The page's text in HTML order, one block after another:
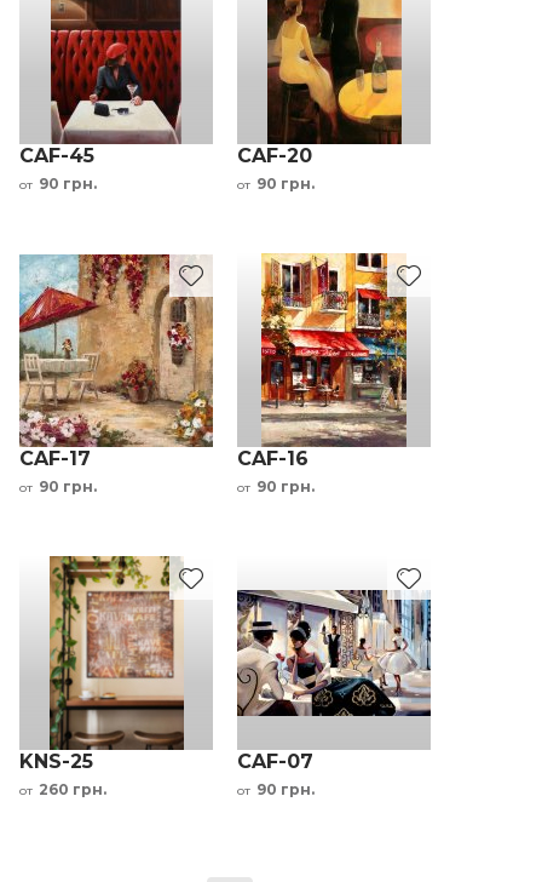
CAF-45
от 90 грн.
CAF-20
от 90 грн.
CAF-17
от 90 грн.
CAF-16
от 90 грн.
KNS-25
от 260 грн.
CAF-07
от 90 грн.